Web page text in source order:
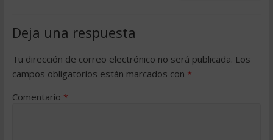
Deja una respuesta
Tu dirección de correo electrónico no será publicada. Los
campos obligatorios están marcados con *
Comentario *